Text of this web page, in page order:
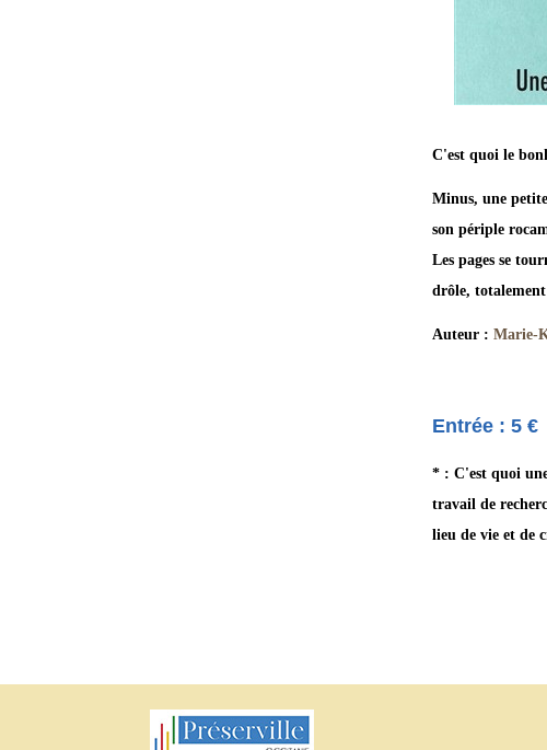
C'est quoi le
Minus, une
son périple
Les pages se
drôle, totalement
Auteur : Marie-
Entrée : 5 €
* : C'est quoi
travail de
lieu de vie et de